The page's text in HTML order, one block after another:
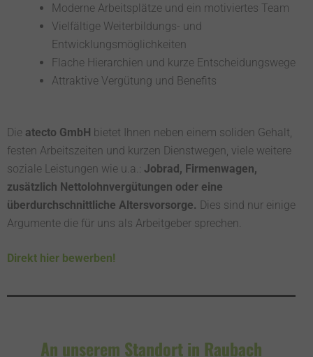
Moderne Arbeitsplätze und ein motiviertes Team
Vielfältige Weiterbildungs- und
Entwicklungsmöglichkeiten
Flache Hierarchien und kurze Entscheidungswege
Attraktive Vergütung und Benefits
Die atecto GmbH bietet Ihnen neben einem soliden Gehalt,
festen Arbeitszeiten und kurzen Dienstwegen, viele weitere
soziale Leistungen wie u.a.: Jobrad, Firmenwagen,
zusätzlich Nettolohnvergütungen oder eine
überdurchschnittliche Altersvorsorge. Dies sind nur einige
Argumente die für uns als Arbeitgeber sprechen.
Direkt hier bewerben!
An unserem Standort in Raubach